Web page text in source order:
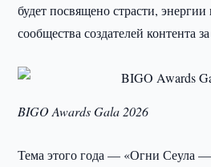
будет посвящено страсти,
сообщества создателей контента
BIGO Awards Gala 2026
Тема этого года — «Огни Сеула